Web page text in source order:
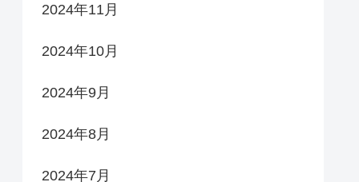
2024年11月
2024年10月
2024年9月
2024年8月
2024年7月